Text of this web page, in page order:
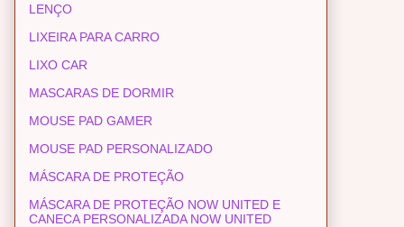
LENÇO
LIXEIRA PARA CARRO
LIXO CAR
MASCARAS DE DORMIR
MOUSE PAD GAMER
MOUSE PAD PERSONALIZADO
MÁSCARA DE PROTEÇÃO
MÁSCARA DE PROTEÇÃO NOW UNITED E
CANECA PERSONALIZADA NOW UNITED